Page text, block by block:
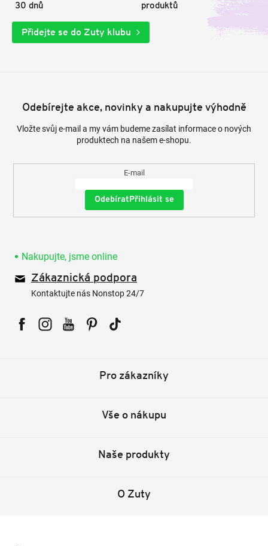
30 dnů
produktů
Přidejte se do Zuty klubu
Odebírejte akce, novinky a nakupujte výhodně
Vložte svůj e-mail a my vám budeme zasílat informace o nových
produktech na našem e-shopu.
E-mail
Přihlásit se
Nakupujte, jsme online
Zákaznická podpora
Kontaktujte nás Nonstop 24/7
Pro zákazníky
Vše o nákupu
Naše produkty
O Zuty